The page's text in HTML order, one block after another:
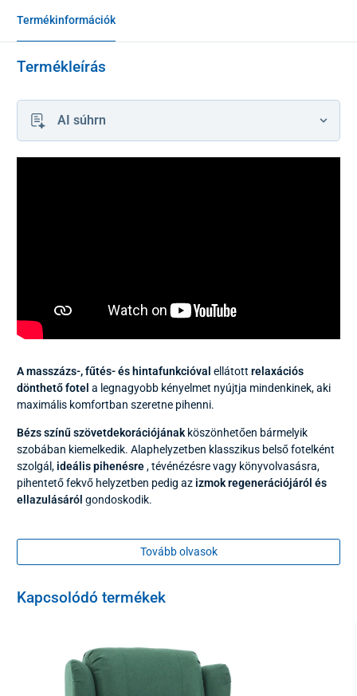
Termékinformációk
Termékleírás
AI súhrn
A masszázs-, fűtés- és hintafunkcióval ellátott relaxációs
dönthető fotel a legnagyobb kényelmet nyújtja mindenkinek, aki
maximális komfortban szeretne pihenni.
Bézs színű szövetdekorációjának köszönhetően bármelyik
szobában kiemelkedik. Alaphelyzetben klasszikus belső fotelként
szolgál, ideális pihenésre, tévénézésre vagy könyvolvasásra,
pihentető fekvő helyzetben pedig az izmok regenerációjáról és
ellazulásáról gondoskodik.
Tovább olvasok
Kapcsolódó termékek